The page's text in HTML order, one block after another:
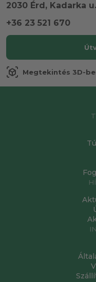
2030 Érd, Kadarka
+36 23 521 670
view_in_ar Megtekintés 3D-